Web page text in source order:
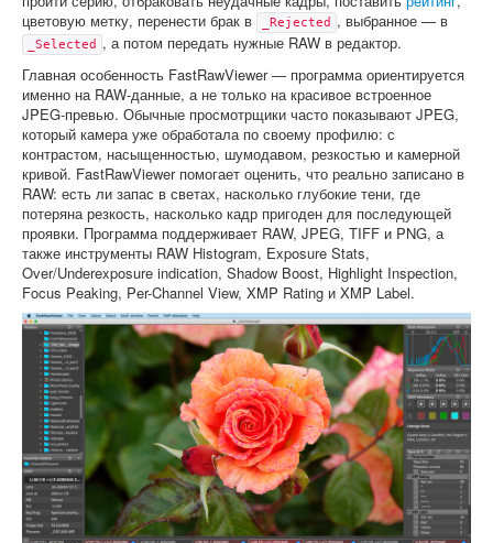
цветовую метку, перенести брак в
_Rejected , выбранное — в
_Selected
, а потом передать нужные RAW в редактор.
Главная особенность FastRawViewer — программа ориентируется
именно на RAW-данные, а не только на красивое встроенное
JPEG-превью. Обычные просмотрщики часто показывают JPEG,
который камера уже обработала по своему профилю: с
контрастом, насыщенностью, шумодавом, резкостью и камерной
кривой. FastRawViewer помогает оценить, что реально записано в
RAW: есть ли запас в светах, насколько глубокие тени, где
потеряна резкость, насколько кадр пригоден для последующей
проявки. Программа поддерживает RAW, JPEG, TIFF и PNG, а
также инструменты RAW Histogram, Exposure Stats,
Over/Underexposure indication, Shadow Boost, Highlight Inspection,
Focus Peaking, Per-Channel View, XMP Rating и XMP Label.